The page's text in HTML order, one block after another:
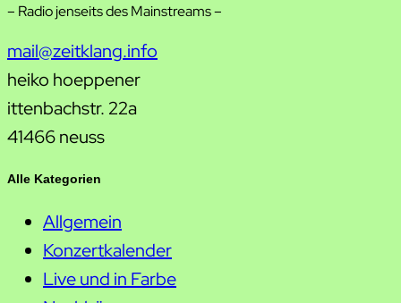
– Radio jenseits des Mainstreams –
mail@zeitklang.info
heiko hoeppener
ittenbachstr. 22a
41466 neuss
Alle Kategorien
Allgemein
Konzertkalender
Live und in Farbe